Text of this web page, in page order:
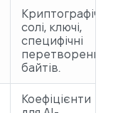
Криптографічні
солі, ключі,
специфічні
перетворення
байтів.
Коефіцієнти